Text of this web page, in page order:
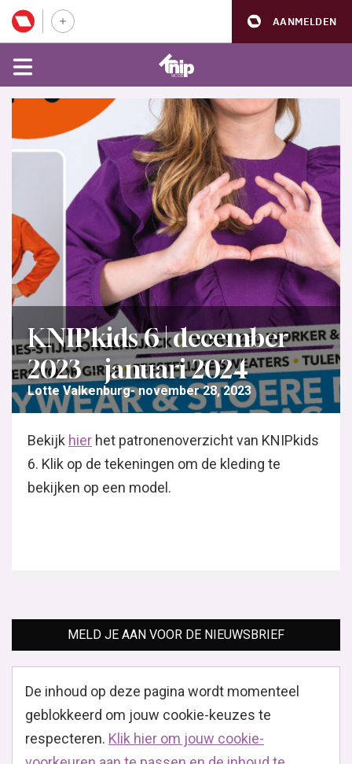
AANMELDEN
KNIPkids 6 | december
2023 – januari 2024
Lotte Valkenburg november 28, 2023
Bekijk hier het patronenoverzicht van KNIPkids
6. Klik op de tekeningen om de kleding te
bekijken op een model.
MELD JE AAN VOOR DE NIEUWSBRIEF
De inhoud op deze pagina wordt momenteel
geblokkeerd om jouw cookie-keuzes te
respecteren. Klik hier om jouw cookie-